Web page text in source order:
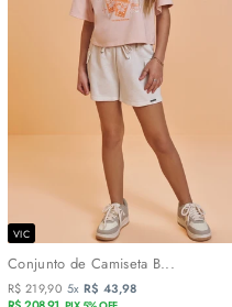
VIC
Conjunto de Camiseta B...
R$ 219,90 5x R$ 43,98